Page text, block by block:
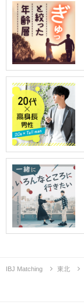
IBJ Matching 東北